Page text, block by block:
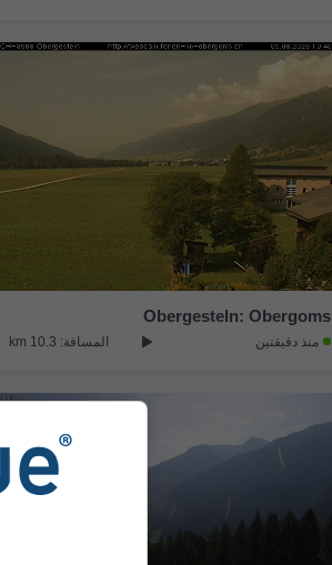
Obergesteln: Obergoms
منذ دقيقتين المسافة: 10.3 km